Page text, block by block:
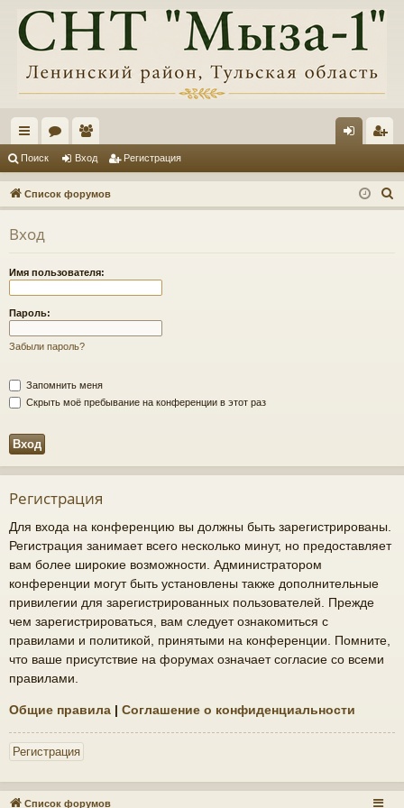
с
ы
лк
и
ум
ы
ол
ьз
ов
и
д ис
тр
Поиск Вход Регистрация
Список форумов
о
Вход
Имя пользователя:
Пароль:
Забыли пароль?
Запомнить меня
Скрыть моё пребывание на конференции в этот раз
Регистрация
Для входа на конференцию вы должны быть зарегистрированы.
Регистрация занимает всего несколько минут, но предоставляет
вам более широкие возможности. Администратором
конференции могут быть установлены также дополнительные
привилегии для зарегистрированных пользователей. Прежде
чем зарегистрироваться, вам следует ознакомиться с
правилами и политикой, принятыми на конференции. Помните,
что ваше присутствие на форумах означает согласие со всеми
правилами.
Общие правила | Соглашение о конфиденциальности
Регистрация
Список форумов